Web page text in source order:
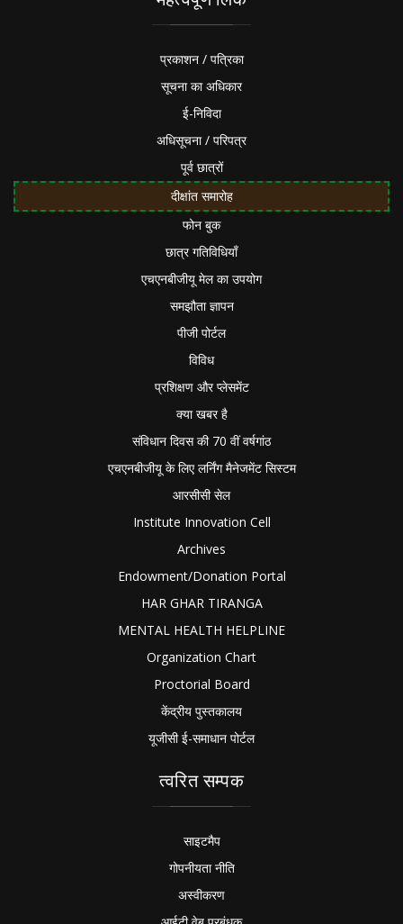
प्रकाशन / पत्रिका
सूचना का अधिकार
ई-निविदा
अधिसूचना / परिपत्र
पूर्व छात्रों
दीक्षांत समारोह
फोन बुक
छात्र गतिविधियाँ
एचएनबीजीयू मेल का उपयोग
समझौता ज्ञापन
पीजी पोर्टल
विविध
प्रशिक्षण और प्लेसमेंट
क्या खबर है
संविधान दिवस की 70 वीं वर्षगांठ
एचएनबीजीयू के लिए लर्निंग मैनेजमेंट सिस्टम
आरसीसी सेल
Institute Innovation Cell
Archives
Endowment/Donation Portal
HAR GHAR TIRANGA
MENTAL HEALTH HELPLINE
Organization Chart
Proctorial Board
केंद्रीय पुस्तकालय
यूजीसी ई-समाधान पोर्टल
त्वरित सम्पक
साइटमैप
गोपनीयता नीति
अस्वीकरण